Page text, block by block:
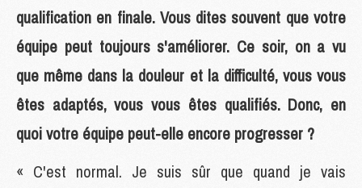
qualification en finale. Vous dites souvent que votre
équipe peut toujours s'améliorer. Ce soir, on a vu
que même dans la douleur et la difficulté, vous vous
êtes adaptés, vous vous êtes qualifiés. Donc, en
quoi votre équipe peut-elle encore progresser ?
« C'est normal. Je suis sûr que quand je vais